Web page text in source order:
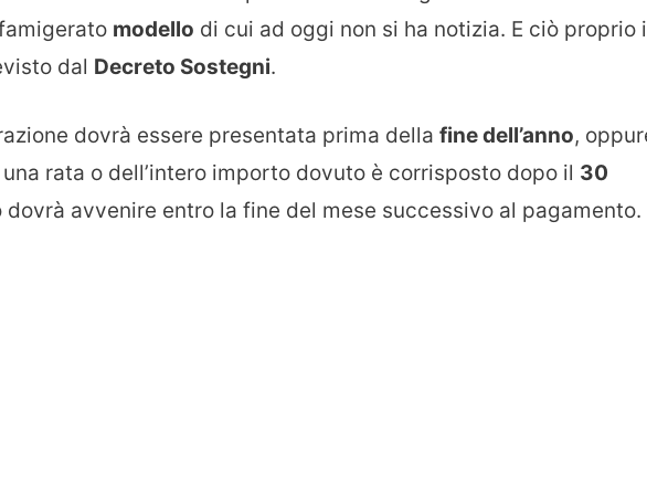
modello di cui ad oggi non si ha notizia. E ciò proprio
dal Decreto Sostegni.
dovrà essere presentata prima della fine dell’anno,
rata o dell’intero importo dovuto è corrisposto dopo il 30
dovrà avvenire entro la fine del mese successivo al pagamento.